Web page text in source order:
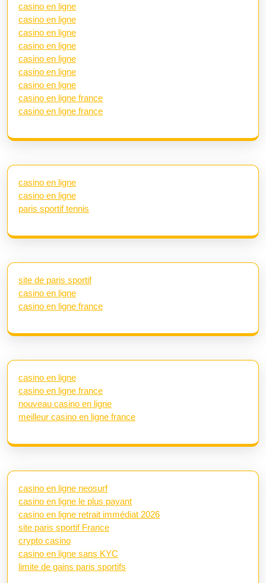
casino en ligne
casino en ligne
casino en ligne
casino en ligne
casino en ligne
casino en ligne
casino en ligne
casino en ligne france
casino en ligne france
casino en ligne
casino en ligne
paris sportif tennis
site de paris sportif
casino en ligne
casino en ligne france
casino en ligne
casino en ligne france
nouveau casino en ligne
meilleur casino en ligne france
casino en ligne neosurf
casino en ligne le plus payant
casino en ligne retrait immédiat 2026
site paris sportif France
crypto casino
casino en ligne sans KYC
limite de gains paris sportifs